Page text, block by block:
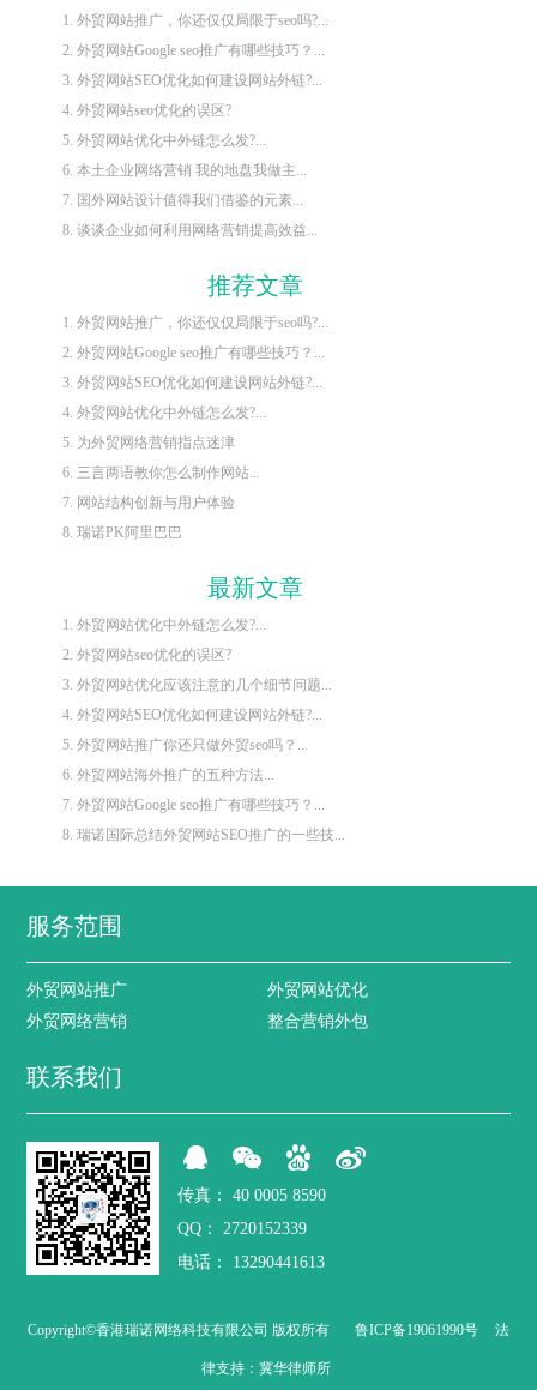
1. 外贸网站推广，你还仅仅局限于seo吗?...
2. 外贸网站Google seo推广有哪些技巧？...
3. 外贸网站SEO优化如何建设网站外链?...
4. 外贸网站seo优化的误区?
5. 外贸网站优化中外链怎么发?...
6. 本土企业网络营销 我的地盘我做主...
7. 国外网站设计值得我们借鉴的元素...
8. 谈谈企业如何利用网络营销提高效益...
推荐文章
1. 外贸网站推广，你还仅仅局限于seo吗?...
2. 外贸网站Google seo推广有哪些技巧？...
3. 外贸网站SEO优化如何建设网站外链?...
4. 外贸网站优化中外链怎么发?...
5. 为外贸网络营销指点迷津
6. 三言两语教你怎么制作网站...
7. 网站结构创新与用户体验
8. 瑞诺PK阿里巴巴
最新文章
1. 外贸网站优化中外链怎么发?...
2. 外贸网站seo优化的误区?
3. 外贸网站优化应该注意的几个细节问题...
4. 外贸网站SEO优化如何建设网站外链?...
5. 外贸网站推广你还只做外贸seo吗？...
6. 外贸网站海外推广的五种方法...
7. 外贸网站Google seo推广有哪些技巧？...
8. 瑞诺国际总结外贸网站SEO推广的一些技...
服务范围
外贸网站推广
外贸网站优化
外贸网络营销
整合营销外包
联系我们
传真：
40 0005 8590
QQ：
2720152339
电话：
13290441613
Copyright©香港瑞诺网络科技有限公司 版权所有 鲁ICP备19061990号 法
律支持： 冀华律师所